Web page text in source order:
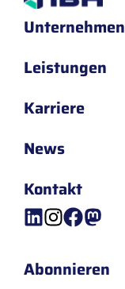
Unternehmen
Leistungen
Karriere
News
Kontakt
Abonnieren